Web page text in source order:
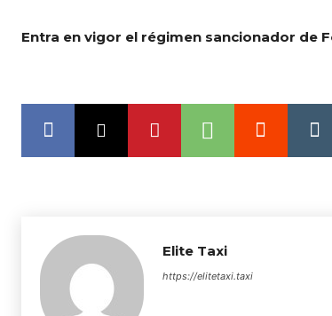
Entra en vigor el régimen sancionador de
Elite Taxi
https://elitetaxi.taxi